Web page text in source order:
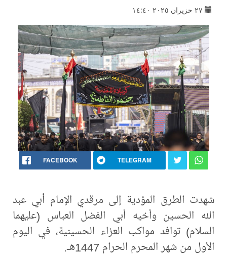
٢٧ حزيران ٢٠٢٥ ١٤:٤٠
FACEBOOK TELEGRAM
شهدت الطرق المؤدية إلى مرقدي الإمام أبي عبد
الله الحسين وأخيه أبي الفضل العباس (عليهما
السلام) توافد مواكب العزاء الحسينية، في اليوم
الأول من شهر المحرم الحرام 1447هـ.